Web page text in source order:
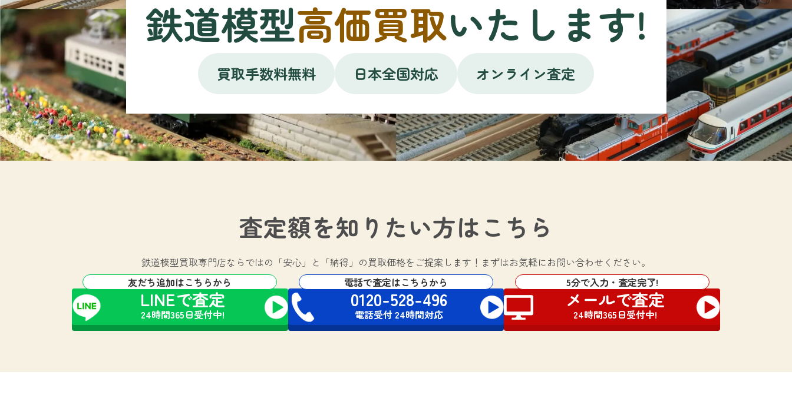
鉄道模型高価買取いたします!
買取手数料無料 日本全国対応 オンライン査定
査定額を知りたい方はこちら
鉄道模型買取専門店ならではの 「安心」と「納得」の買取価格をご提案します！ まずはお気軽にお問い合わせください。
友だち追加はこちらから
LINEで査定
24時間365日受付中!
電話で査定はこちらから
0120-528-496
電話受付 24時間対応
5分で入力・査定完了!
メールで査定
24時間365日受付中!